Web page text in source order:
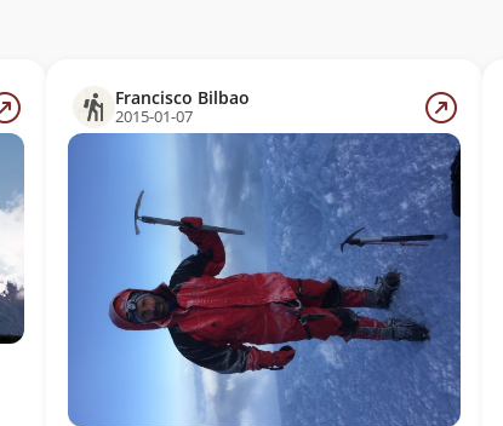
Francisco Bilbao
2015-01-07